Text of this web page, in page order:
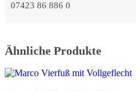
07423 86 886 0
Ähnliche Produkte